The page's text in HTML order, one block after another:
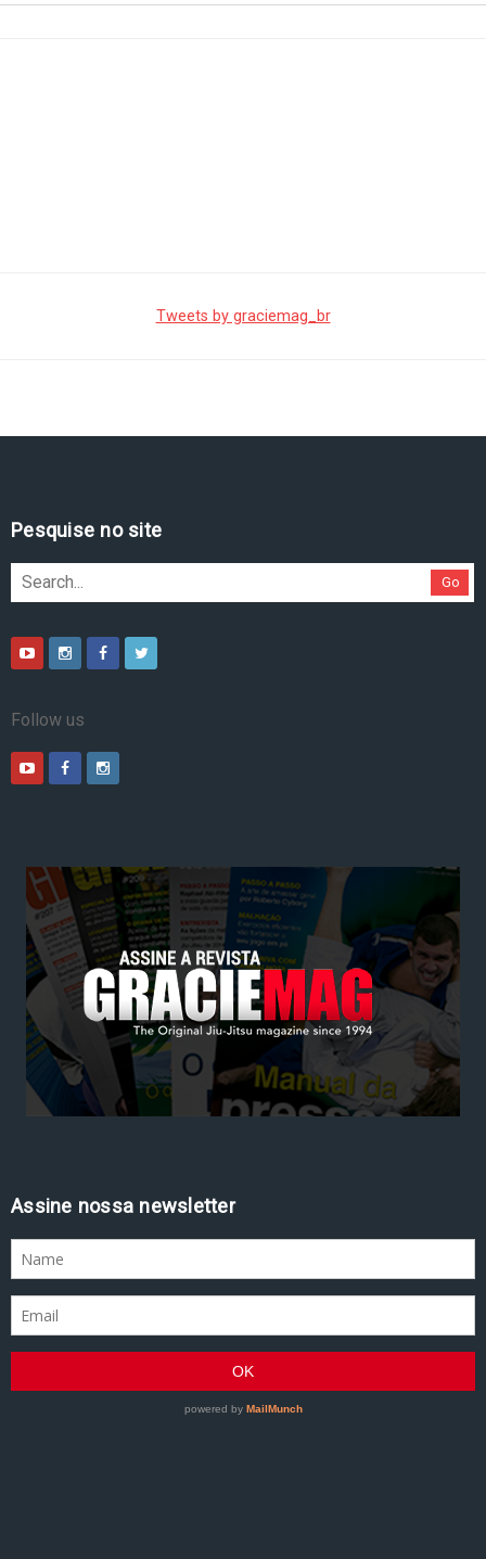
Tweets by graciemag_br
Pesquise no site
Go
Follow us
Assine nossa newsletter